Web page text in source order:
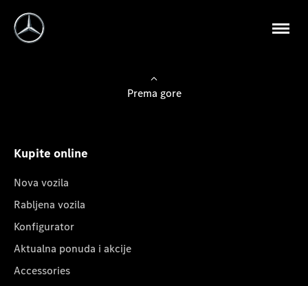
Prema gore
Kupite online
Nova vozila
Rabljena vozila
Konfigurator
Aktualna ponuda i akcije
Accessories